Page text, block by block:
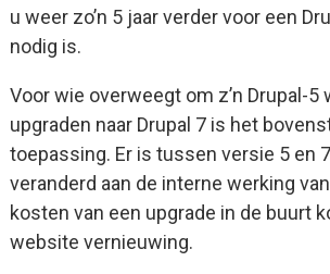
u weer zo’n 5 jaar verder voor een
nodig is.
Voor wie overweegt om z’n Drupal-5
upgraden naar Drupal 7 is het
toepassing. Er is tussen versie 5 en
veranderd aan de interne werking
kosten van een upgrade in de buurt
website vernieuwing.